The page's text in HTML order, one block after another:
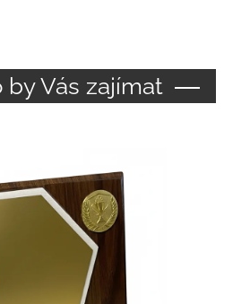
by Vás zajímat